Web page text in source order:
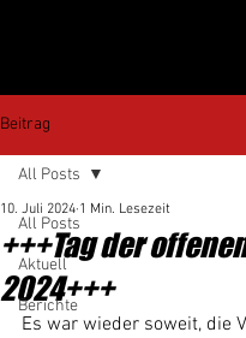
Beitrag
All Posts
Aktuell
Berichte
All Posts
+++Tag der
2024+++
10. Juli 2024 1 Min. Lesezeit
Es war wieder soweit, die